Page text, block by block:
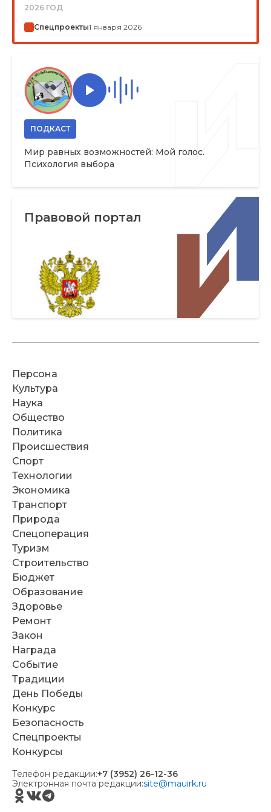
2026 ГОД
Спецпроекты1 января 2026
ПОДКАСТ
Мир равных возможностей: Мой голос.
Психология выбора
Правовой портал
Персона
Культура
Наука
Общество
Политика
Происшествия
Спорт
Технологии
Экономика
Транспорт
Природа
Спецоперация
Туризм
Строительство
Бюджет
Образование
Здоровье
Ремонт
Закон
Награда
Событие
Традиции
День Победы
Конкурс
Безопасность
Спецпроекты
Конкурсы
Телефон редакции:+7 (3952) 26-12-36
Электронная почта редакции:site@mauirk.ru